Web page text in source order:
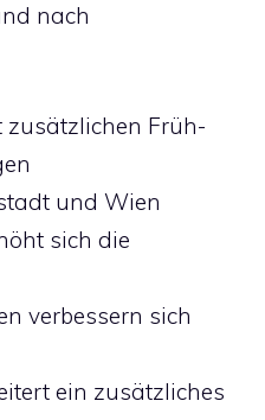
nach
zusätzlichen Früh-
und Wien
sich die
verbessern sich
ein zusätzliches